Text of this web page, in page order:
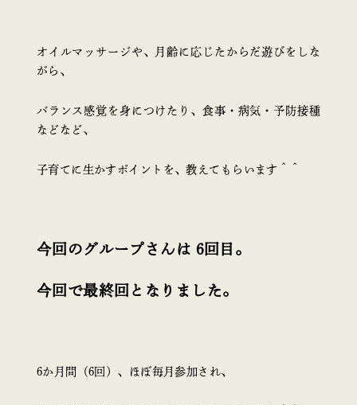
オイルマッサージや、月齢に応じたからだ遊びをしな
がら、
バランス感覚を身につけたり、食事・病気・予防接種
などなど、
子育てに生かすポイントを、教えてもらいます＾＾
今回のグループさんは 6回目。
今回で最終回となりました。
6か月間（6回）、ほぼ毎月参加され、